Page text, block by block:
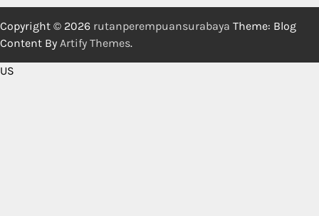
Copyright © 2026 rutanperempuansurabaya Theme: Blog
Content By Artify Themes.
US